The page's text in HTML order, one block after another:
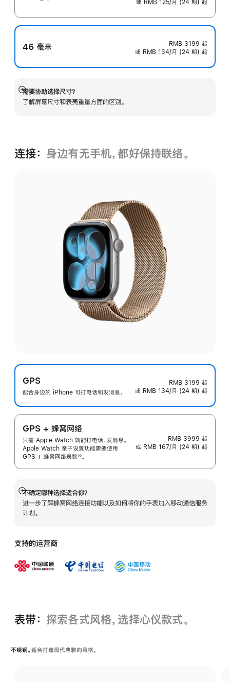
或 RMB 125/月 (24 期) 起
46 毫米 RMB 3199 起
或 RMB 134/月 (24 期) 起
需要协助选择尺寸？
了解屏幕尺寸和表壳重量方面的区别。
展
开
连接： 身边有无手机，都好保持联络。
GPS
配合身边的 iPhone 可打电话和发消息。
RMB 3199 起
或 RMB 134/月 (24 期) 起
GPS + 蜂窝网络
只需 Apple Watch 就能打电话、发消息。
Apple Watch 亲子设置功能需要使用
GPS + 蜂窝网络表款◊◊。
RMB 3999 起
或 RMB 167/月 (24 期) 起
不确定哪种选择适合你？
进一步了解蜂窝网络连接功能以及如何将你的手表加入移动通信服务
计划。
展
开
支持的运营商
表带： 探索各式风格，选择心仪款式。
不锈钢。 适合打造现代典雅的风格。